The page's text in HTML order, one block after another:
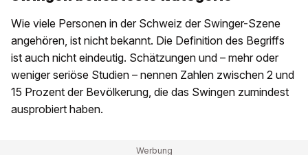
Wie viele Personen in der Schweiz der Swinger-Szene
angehören, ist nicht bekannt. Die Definition des Begriffs
ist auch nicht eindeutig. Schätzungen und – mehr oder
weniger seriöse Studien – nennen Zahlen zwischen 2 und
15 Prozent der Bevölkerung, die das Swingen zumindest
ausprobiert haben.